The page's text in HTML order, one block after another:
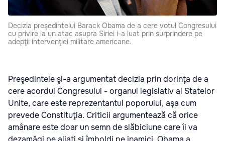
Decizia preşedintelui Barack Obama de a cere votul Congresului
cu privire la un atac asupra Siriei i-a luat prin surprindere pe
adepţii intervenţiei militare americane.
Preşedintele şi-a argumentat decizia prin dorinţa de a
cere acordul Congresului - organul legislativ al Statelor
Unite, care este reprezentantul poporului, aşa cum
prevede Constituţia. Criticii argumentează că orice
amânare este doar un semn de slăbiciune care îi va